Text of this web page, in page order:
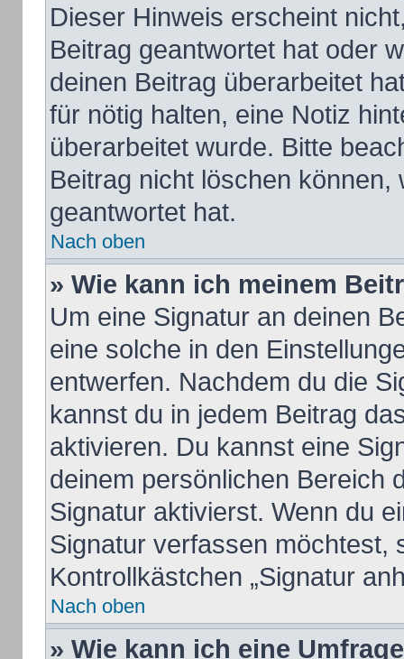
Dieser Hinweis erscheint
Beitrag geantwortet hat oder
deinen Beitrag überarbeitet
für nötig halten, eine Notiz
überarbeitet wurde. Bitte
Beitrag nicht löschen
geantwortet hat.
Nach oben
» Wie kann ich meinem
Um eine Signatur an deinen
eine solche in den
entwerfen. Nachdem du die
kannst du in jedem Beitrag
aktivieren. Du kannst eine
deinem persönlichen Bereich
Signatur aktivierst. Wenn du
Signatur verfassen möchtest,
Kontrollkästchen „Signatur
Nach oben
» Wie kann ich eine